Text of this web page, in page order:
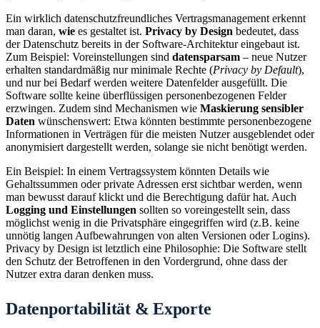
Ein wirklich datenschutzfreundliches Vertragsmanagement erkennt
man daran, wie es gestaltet ist. Privacy by Design bedeutet, dass
der Datenschutz bereits in der Software-Architektur eingebaut ist.
Zum Beispiel: Voreinstellungen sind datensparsam – neue Nutzer
erhalten standardmäßig nur minimale Rechte (Privacy by Default),
und nur bei Bedarf werden weitere Datenfelder ausgefüllt. Die
Software sollte keine überflüssigen personenbezogenen Felder
erzwingen. Zudem sind Mechanismen wie Maskierung sensibler
Daten wünschenswert: Etwa könnten bestimmte personenbezogene
Informationen in Verträgen für die meisten Nutzer ausgeblendet oder
anonymisiert dargestellt werden, solange sie nicht benötigt werden.
Ein Beispiel: In einem Vertragssystem könnten Details wie
Gehaltssummen oder private Adressen erst sichtbar werden, wenn
man bewusst darauf klickt und die Berechtigung dafür hat. Auch
Logging und Einstellungen sollten so voreingestellt sein, dass
möglichst wenig in die Privatsphäre eingegriffen wird (z.B. keine
unnötig langen Aufbewahrungen von alten Versionen oder Logins).
Privacy by Design ist letztlich eine Philosophie: Die Software stellt
den Schutz der Betroffenen in den Vordergrund, ohne dass der
Nutzer extra daran denken muss.
Datenportabilität & Exporte